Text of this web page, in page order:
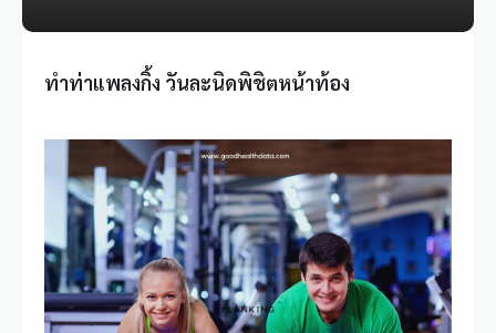
ทำท่าแพลงกิ้ง วันละนิดพิชิตหน้าท้อง